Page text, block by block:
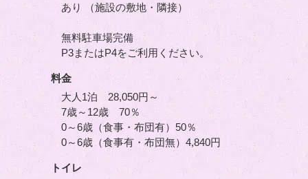
あり （施設の敷地・隣接）
無料駐車場完備
P3またはP4をご利用ください。
料金
大人1泊 28,050円～
7歳～12歳 70％
0～6歳（食事・布団有）50％
0～6歳（食事有・布団無）4,840円
トイレ